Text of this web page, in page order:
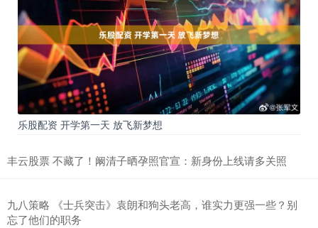
乐股配资 开学第一天 放飞新梦想
丰云股票 不藏了！阚清子晒孕照官宣：新身份上线请多关照
九八策略 《士兵突击》袁朗和狗头老高，谁实力更强一些？别
忘了他们的职务